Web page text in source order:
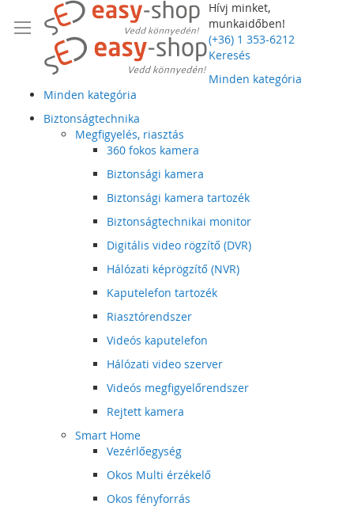
Hívj minket,
munkaidőben!
(+36) 1 353-6212
Keresés
Minden kategória
Minden kategória
Biztonságtechnika
Megfigyelés, riasztás
360 fokos kamera
Biztonsági kamera
Biztonsági kamera tartozék
Biztonságtechnikai monitor
Digitális video rögzítő (DVR)
Hálózati képrögzítő (NVR)
Kaputelefon tartozék
Riasztórendszer
Videós kaputelefon
Hálózati video szerver
Videós megfigyelőrendszer
Rejtett kamera
Smart Home
Vezérlőegység
Okos Multi érzékelő
Okos fényforrás